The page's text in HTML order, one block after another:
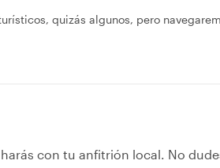
quizás algunos, pero
con tu anfitrión local. No